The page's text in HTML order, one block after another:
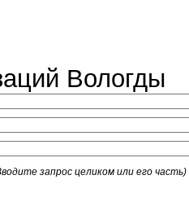
Вологды
запрос целиком или его часть)